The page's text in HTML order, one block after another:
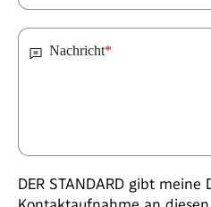
Nachricht*
DER STANDARD gibt